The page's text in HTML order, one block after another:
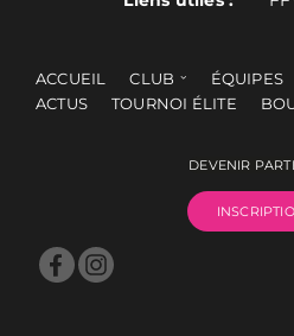
ACCUEIL CLUB ÉQUIPES
ACTUS
TOURNOI ÉLITE
DEVENIR